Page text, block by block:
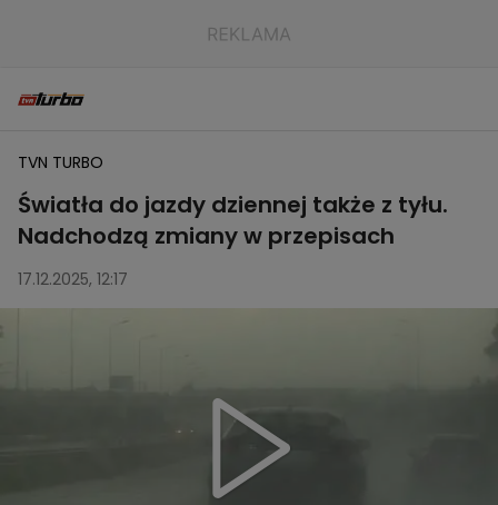
TVN TURBO
Światła do jazdy dziennej także z tyłu.
Nadchodzą zmiany w przepisach
17.12.2025, 12:17